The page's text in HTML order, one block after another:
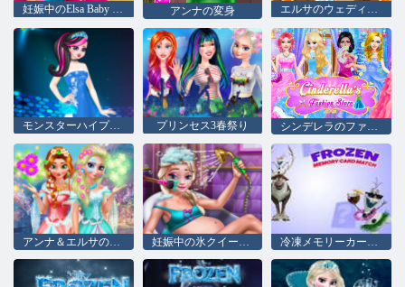
妊娠中のElsa Baby Birth アンナの変身 エルサのウェディングドレス
モンスターハイプリンセスファッションミックス プリンセス3春祭り シンデレラのファッションストア null
アンナ＆エルサの変身 null 妊娠中の氷クイーンバスケア 冷凍メモリーカードマッチ